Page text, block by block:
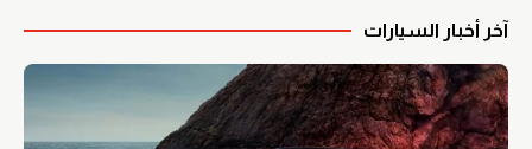
آخر أخبار السيارات